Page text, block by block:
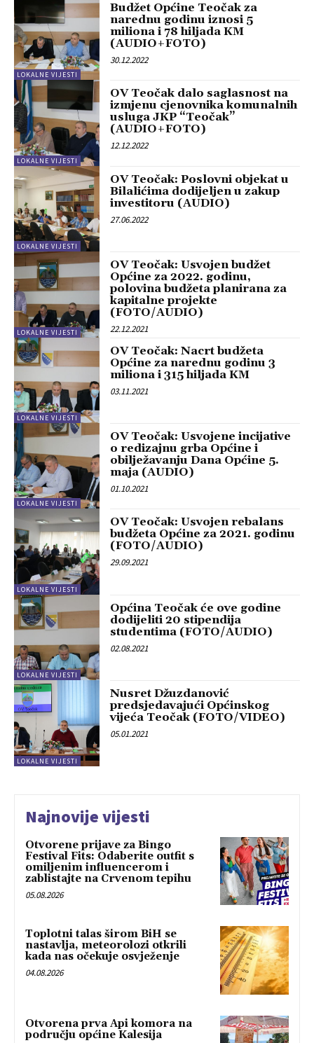
LOKALNE VIJESTI
Budžet Općine Teočak za
narednu godinu iznosi 5
miliona i 78 hiljada KM
(AUDIO+FOTO)
30.12.2022
LOKALNE VIJESTI
OV Teočak dalo saglasnost na
izmjenu cjenovnika komunalnih
usluga JKP “Teočak”
(AUDIO+FOTO)
12.12.2022
LOKALNE VIJESTI
OV Teočak: Poslovni objekat u
Bilalićima dodijeljen u zakup
investitoru (AUDIO)
27.06.2022
LOKALNE VIJESTI
OV Teočak: Usvojen budžet
Općine za 2022. godinu,
polovina budžeta planirana za
kapitalne projekte
(FOTO/AUDIO)
22.12.2021
LOKALNE VIJESTI
OV Teočak: Nacrt budžeta
Općine za narednu godinu 3
miliona i 315 hiljada KM
03.11.2021
LOKALNE VIJESTI
OV Teočak: Usvojene incijative
o redizajnu grba Općine i
obilježavanju Dana Općine 5.
maja (AUDIO)
01.10.2021
LOKALNE VIJESTI
OV Teočak: Usvojen rebalans
budžeta Općine za 2021. godinu
(FOTO/AUDIO)
29.09.2021
LOKALNE VIJESTI
Općina Teočak će ove godine
dodijeliti 20 stipendija
studentima (FOTO/AUDIO)
02.08.2021
LOKALNE VIJESTI
Nusret Džuzdanović
predsjedavajući Općinskog
vijeća Teočak (FOTO/VIDEO)
05.01.2021
Najnovije vijesti
Otvorene prijave za Bingo
Festival Fits: Odaberite outfit s
omiljenim influencerom i
zablistajte na Crvenom tepihu
05.08.2026
Toplotni talas širom BiH se
nastavlja, meteorolozi otkrili
kada nas očekuje osvježenje
04.08.2026
Otvorena prva Api komora na
području općine Kalesija